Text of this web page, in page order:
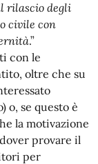
rilascio degli
civile con
.”
con le
oltre che su
o, se questo è
la motivazione
provare il
per